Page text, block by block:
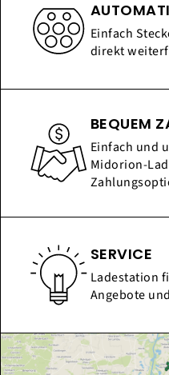
Einfach
direkt
BEQUEM
Einfach und
Midorion-
SERVICE
Ladestation
Angebote